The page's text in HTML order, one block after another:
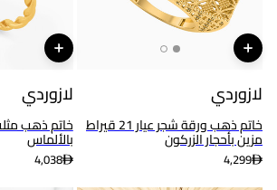
لازوردي
خاتم ذهب ورقة شجر عيار 21 قيراط
مزين بأحجار الزركون
4,299
لازوردي
بالألماس
4,038